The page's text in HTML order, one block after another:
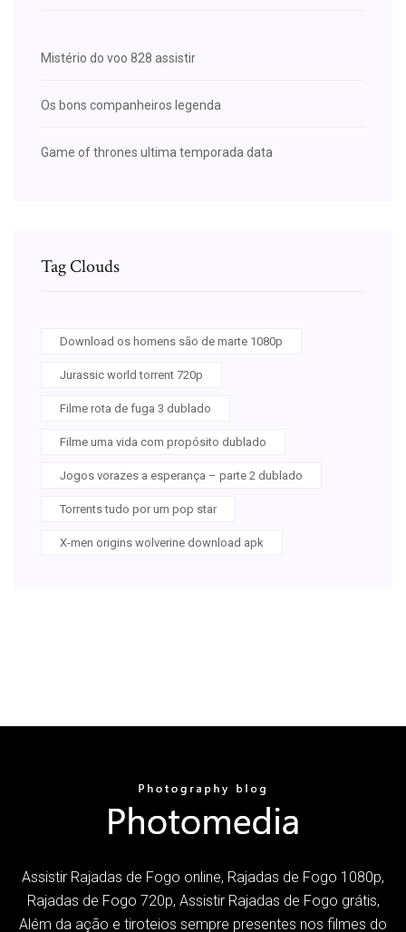
Mistério do voo 828 assistir
Os bons companheiros legenda
Game of thrones ultima temporada data
Tag Clouds
Download os homens são de marte 1080p
Jurassic world torrent 720p
Filme rota de fuga 3 dublado
Filme uma vida com propósito dublado
Jogos vorazes a esperança – parte 2 dublado
Torrents tudo por um pop star
X-men origins wolverine download apk
Assistir Rajadas de Fogo online, Rajadas de Fogo 1080p,
Rajadas de Fogo 720p, Assistir Rajadas de Fogo grátis,
Além da ação e tiroteios sempre presentes nos filmes do